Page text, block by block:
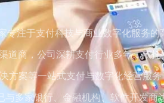
专注于支付科技与商业数字化服务
道商，公司深耕支付行业多年，依
方案等一站式支付与数字化经营服
多家银行、金融机构、软件开发